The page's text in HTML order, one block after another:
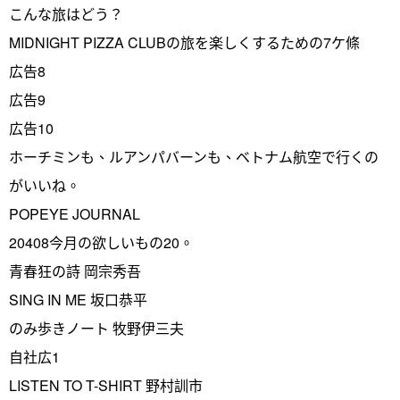
こんな旅はどう？
MIDNIGHT PIZZA CLUBの旅を楽しくするための7ケ條
広告8
広告9
広告10
ホーチミンも、ルアンパバーンも、ベトナム航空で行くの
がいいね。
POPEYE JOURNAL
20408今月の欲しいもの20。
青春狂の詩 岡宗秀吾
SING IN ME 坂口恭平
のみ歩きノート 牧野伊三夫
自社広1
LISTEN TO T-SHIRT 野村訓市